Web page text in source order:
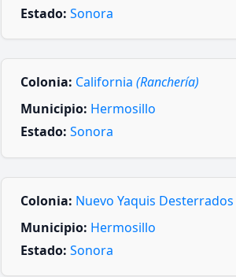
Estado: Sonora
Colonia: California (Ranchería)
Municipio: Hermosillo
Estado: Sonora
Colonia: Nuevo Yaquis Desterrados
Municipio: Hermosillo
Estado: Sonora